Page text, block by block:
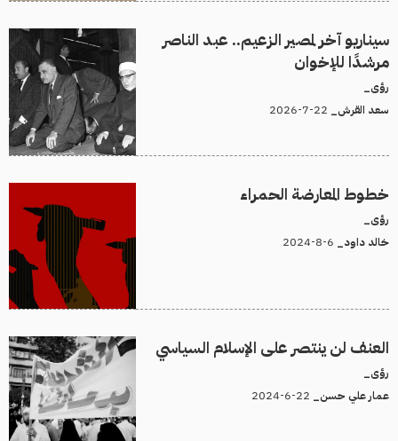
سيناريو آخر لمصير الزعيم.. عبد الناصر
مرشدًا للإخوان
رؤى_
سعد القرش_
خطوط المعارضة الحمراء
رؤى_
خالد داود_
العنف لن ينتصر على الإسلام السياسي
رؤى_
عمار علي حسن_